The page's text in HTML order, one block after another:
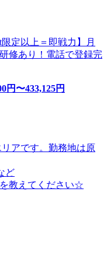
定以上＝即戦力】月
修あり！電話で登録完
円〜433,125円
アです。勤務地は原
ど
教えてください☆